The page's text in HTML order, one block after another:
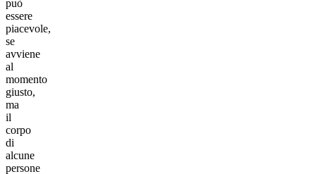
può
essere
piacevole,
se
avviene
al
momento
giusto,
ma
il
corpo
di
alcune
persone